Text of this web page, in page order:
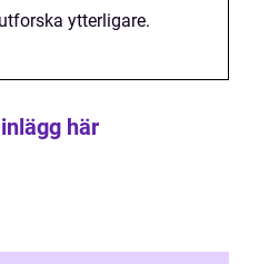
ytterligare.
här